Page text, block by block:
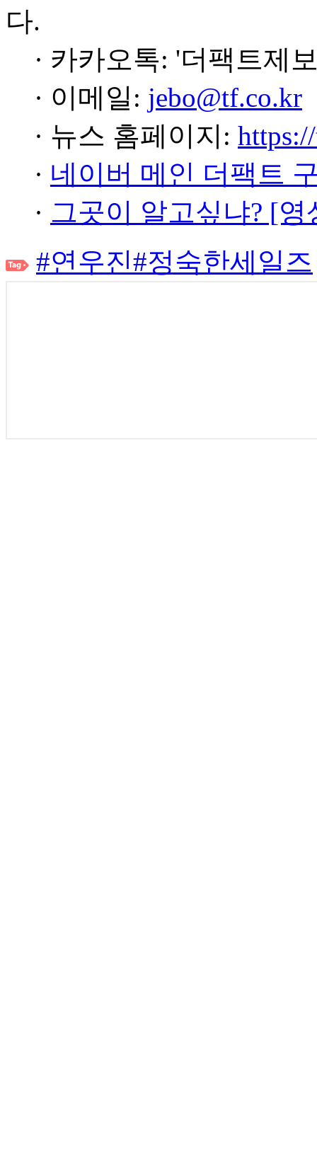
다.
· 카카오톡: '더팩트제
· 이메일: jebo@tf.co.kr
· 뉴스 홈페이지:
· 네이버 메인 더팩트
· 그곳이 알고싶냐? [
#연우진#정숙한세일즈